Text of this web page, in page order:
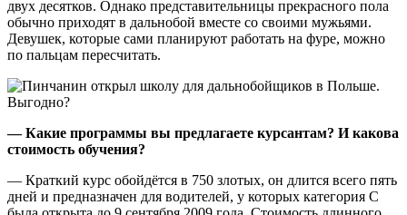
двух десятков. Однако представительницы прекрасного пола
обычно приходят в дальнобой вместе со своими мужьями.
Девушек, которые сами планируют работать на фуре, можно
по пальцам пересчитать.
— Какие программы вы предлагаете курсантам? И какова
стоимость обучения?
— Краткий курс обойдётся в 750 злотых, он длится всего пять
дней и предназначен для водителей, у которых категория С